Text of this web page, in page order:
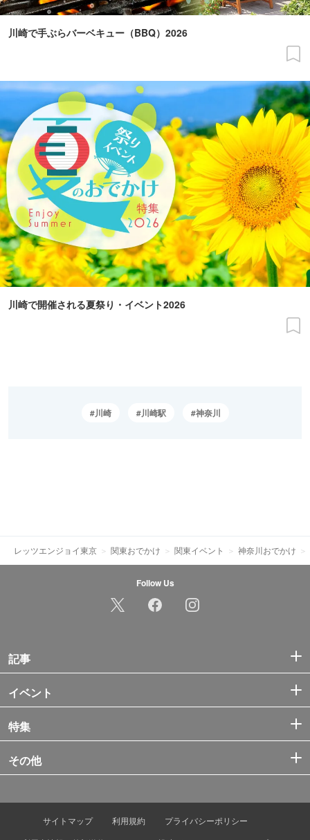
川崎で手ぶらバーベキュー（BBQ）2026
川崎で開催される夏祭り・イベント2026
川崎 川崎駅 神奈川
レッツエンジョイ東京 関東おでかけ 関東イベント 神奈川おでかけ
Follow Us
記事
イベント
特集
その他
サイトマップ 利用規約
プライバシーポリシー